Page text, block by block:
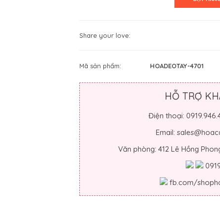
Share your love:
Mã sản phẩm: HOADEOTAY-4701
HỖ TRỢ
Điện thoại:
Email:
Văn phòng: 412 Lê Hồng
fb.com/